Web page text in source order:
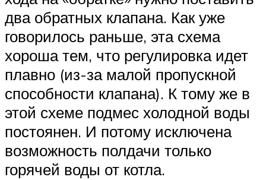
два обратных клапана. Как уже
говорилось раньше, эта схема
хороша тем, что регулировка идет
плавно (из-за малой пропускной
способности клапана). К тому же в
этой схеме подмес холодной воды
постоянен. И потому исключена
возможность полдачи только
горячей воды от котла.